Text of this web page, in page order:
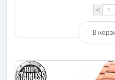
<
В